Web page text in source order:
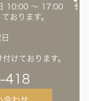
10:00 ～ 17:00
おります。
けております。
418